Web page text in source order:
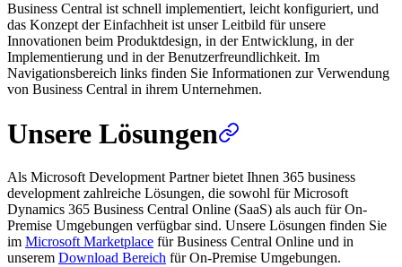
Business Central ist schnell implementiert, leicht konfiguriert, und
das Konzept der Einfachheit ist unser Leitbild für unsere
Innovationen beim Produktdesign, in der Entwicklung, in der
Implementierung und in der Benutzerfreundlichkeit. Im
Navigationsbereich links finden Sie Informationen zur Verwendung
von Business Central in ihrem Unternehmen.
Unsere Lösungen
Als Microsoft Development Partner bietet Ihnen 365 business
development zahlreiche Lösungen, die sowohl für Microsoft
Dynamics 365 Business Central Online (SaaS) als auch für On-
Premise Umgebungen verfügbar sind. Unsere Lösungen finden Sie
im Microsoft Marketplace für Business Central Online und in
unserem Download Bereich für On-Premise Umgebungen.